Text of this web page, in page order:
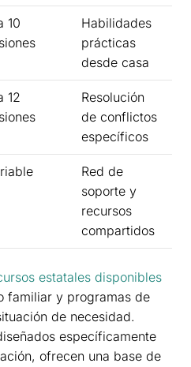
10
Habilidades
prácticas
desde casa
12
Resolución
de conflictos
específicos
Red de
soporte y
recursos
compartidos
estatales disponibles
familiar y programas de
de necesidad.
específicamente
ofrecen una base de